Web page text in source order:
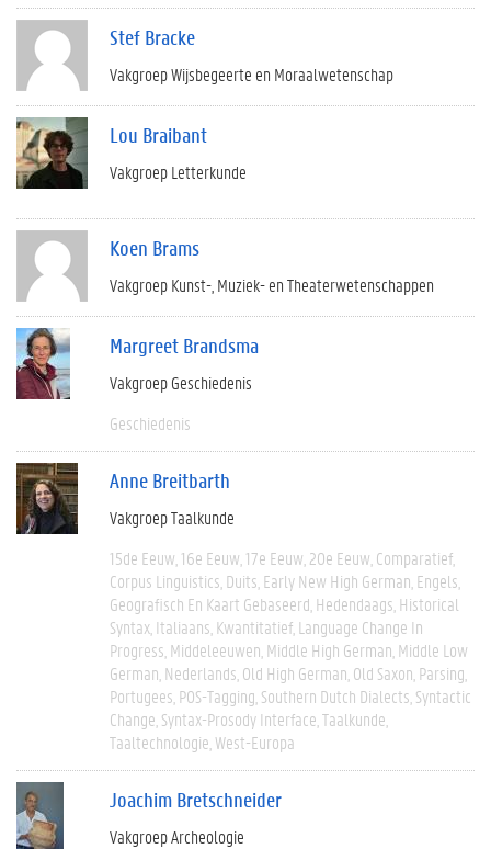
Stef Bracke
Vakgroep Wijsbegeerte en Moraalwetenschap
Lou Braibant
Vakgroep Letterkunde
Koen Brams
Vakgroep Kunst-, Muziek- en Theaterwetenschappen
Margreet Brandsma
Vakgroep Geschiedenis
Geschiedenis
Anne Breitbarth
Vakgroep Taalkunde
15de Eeuw 16e Eeuw 17e Eeuw 20e Eeuw Comparatief
Corpus Linguistics Duits Early New High German Engels
Geografisch En Kaart Gebaseerd Hedendaags Historical
Syntax Italiaans Kwantitatief Language Change In
Progress Middeleeuwen Middle High German Middle Low
German Nederlands Old High German Old Saxon Parsing
Portugees POS-Tagging Southern Dutch Dialects Syntactic
Change Syntax-Prosody Interface Taalkunde
Taaltechnologie West-Europa
Joachim Bretschneider
Vakgroep Archeologie